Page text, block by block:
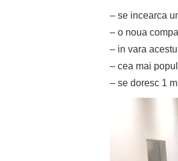
– se incearca
– o noua
– in vara
– cea mai
– se doresc 1